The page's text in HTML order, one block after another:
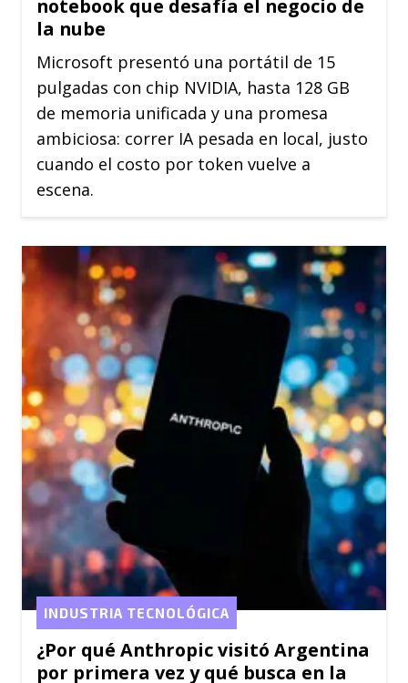
notebook que desafía el negocio de
la nube
Microsoft presentó una portátil de 15
pulgadas con chip NVIDIA, hasta 128 GB
de memoria unificada y una promesa
ambiciosa: correr IA pesada en local, justo
cuando el costo por token vuelve a
escena.
¿Por qué Anthropic visitó Argentina
por primera vez y qué busca en la
INDUSTRIA TECNOLÓGICA